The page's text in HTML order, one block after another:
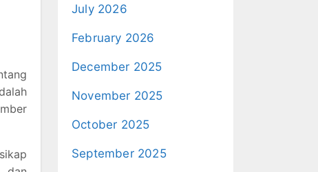
July 2026
February 2026
December 2025
November 2025
October 2025
September 2025